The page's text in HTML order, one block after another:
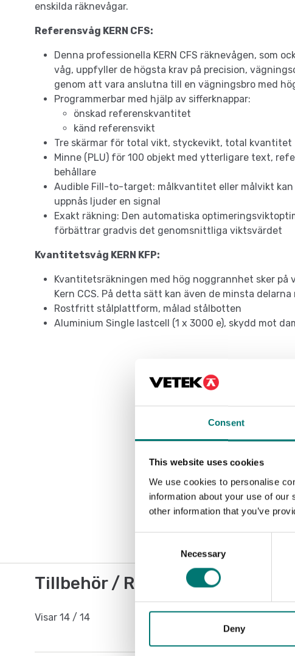
Consent
This website uses cookies
We use cookies to personalise
information about your use of
other information that you’ve
Necessary
Deny
enskilda räknevågar.
Referensvåg KERN CFS:
Denna professionella KERN CFS räknevågen, som
våg, uppfyller de högsta krav på precision,
genom att vara anslutna till en vägningsbro med
Programmerbar med hjälp av sifferknappar:
önskad referenskvantitet
känd referensvikt
Tre skärmar för total vikt, styckevikt, total kvantitet
Minne (PLU) för 100 objekt med ytterligare text,
behållare
Audible Fill-to-target: målkvantitet eller målvikt kan
uppnås ljuder en signal
Exakt räkning: Den automatiska
förbättrar gradvis det genomsnittliga viktsvärdet
Kvantitetsvåg KERN KFP:
Kvantitetsräkningen med hög noggrannhet sker
Kern CCS. På detta sätt kan även de minsta
Rostfritt stålplattform, målad stålbotten
Aluminium Single lastcell (1 x 3000 e), skydd mot
Tillbehör / Reservdelar
Visar 14 / 14